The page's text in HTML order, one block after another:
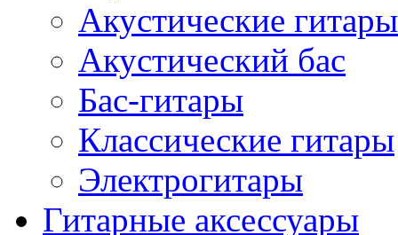
Акустические гитары
Акустический бас
Бас-гитары
Классические гитары
Электрогитары
Гитарные аксессуары